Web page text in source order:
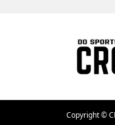
Copyright ©